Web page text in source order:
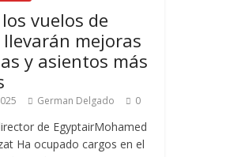
vuelos de
mejoras
y asientos más
German Delgado 0
de EgyptairMohamed
Ha ocupado cargos en el